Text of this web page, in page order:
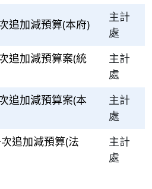
追加減預算(本府)
主計
處
追加減預算案(統
主計
處
追加減預算案(本
主計
處
追加減預算(法
主計
處